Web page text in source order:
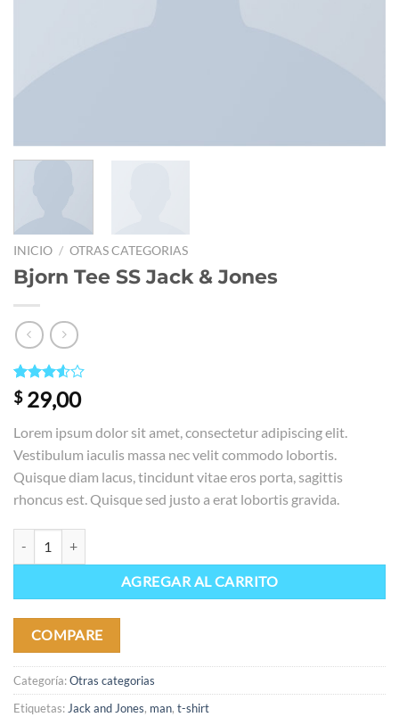
INICIO / OTRAS CATEGORIAS
Bjorn Tee SS Jack & Jones
Valorado
3.50
basado
en
2
puntuaciones
de
clientes
$29,00
Lorem ipsum dolor sit amet, consectetur adipiscing elit.
Vestibulum iaculis massa nec velit commodo lobortis.
Quisque diam lacus, tincidunt vitae eros porta, sagittis
rhoncus est. Quisque sed justo a erat lobortis gravida.
AGREGAR AL CARRITO
COMPARE
Categoría:Otras categorias
Etiquetas: Jack and Jones, man, t-shirt